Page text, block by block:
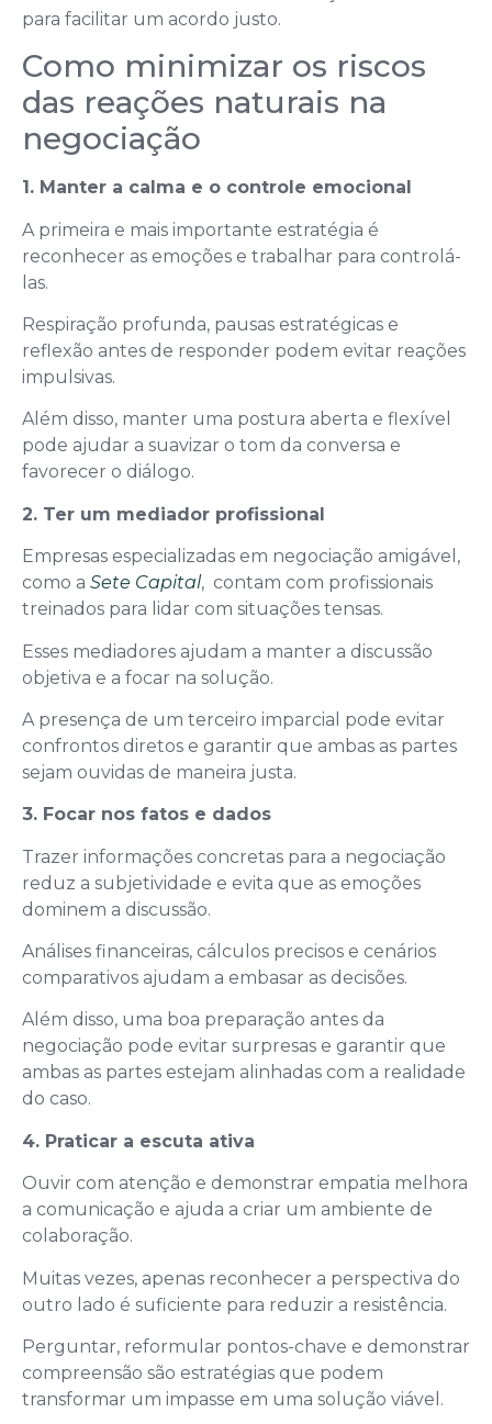
para facilitar um acordo justo.
Como minimizar os riscos
das reações naturais na
negociação
1. Manter a calma e o controle emocional
A primeira e mais importante estratégia é
reconhecer as emoções e trabalhar para controlá-
las.
Respiração profunda, pausas estratégicas e
reflexão antes de responder podem evitar reações
impulsivas.
Além disso, manter uma postura aberta e flexível
pode ajudar a suavizar o tom da conversa e
favorecer o diálogo.
2. Ter um mediador profissional
Empresas especializadas em negociação amigável,
como a Sete Capital, contam com profissionais
treinados para lidar com situações tensas.
Esses mediadores ajudam a manter a discussão
objetiva e a focar na solução.
A presença de um terceiro imparcial pode evitar
confrontos diretos e garantir que ambas as partes
sejam ouvidas de maneira justa.
3. Focar nos fatos e dados
Trazer informações concretas para a negociação
reduz a subjetividade e evita que as emoções
dominem a discussão.
Análises financeiras, cálculos precisos e cenários
comparativos ajudam a embasar as decisões.
Além disso, uma boa preparação antes da
negociação pode evitar surpresas e garantir que
ambas as partes estejam alinhadas com a realidade
do caso.
4. Praticar a escuta ativa
Ouvir com atenção e demonstrar empatia melhora
a comunicação e ajuda a criar um ambiente de
colaboração.
Muitas vezes, apenas reconhecer a perspectiva do
outro lado é suficiente para reduzir a resistência.
Perguntar, reformular pontos-chave e demonstrar
compreensão são estratégias que podem
transformar um impasse em uma solução viável.